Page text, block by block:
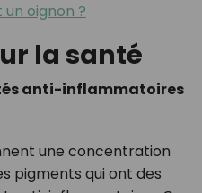
oignon ?
la santé
anti-inflammatoires
une concentration
pigments qui ont des